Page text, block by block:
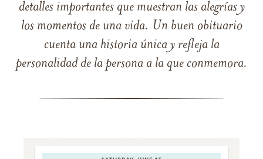
detalles importantes que muestran las alegrías y
los momentos de una vida. Un buen obituario
cuenta una historia única y refleja la
personalidad de la persona a la que conmemora.